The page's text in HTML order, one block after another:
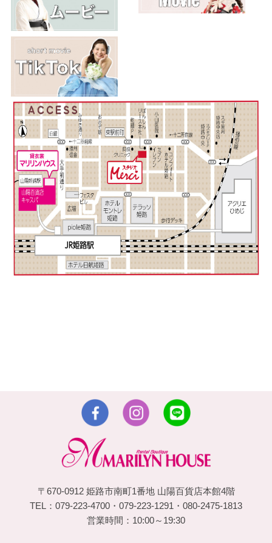
〒670-0912 姫路市南町1番地 山陽百貨店本館4階
TEL：079-223-4700・079-223-1291・080-2475-1813
営業時間：10:00～19:30